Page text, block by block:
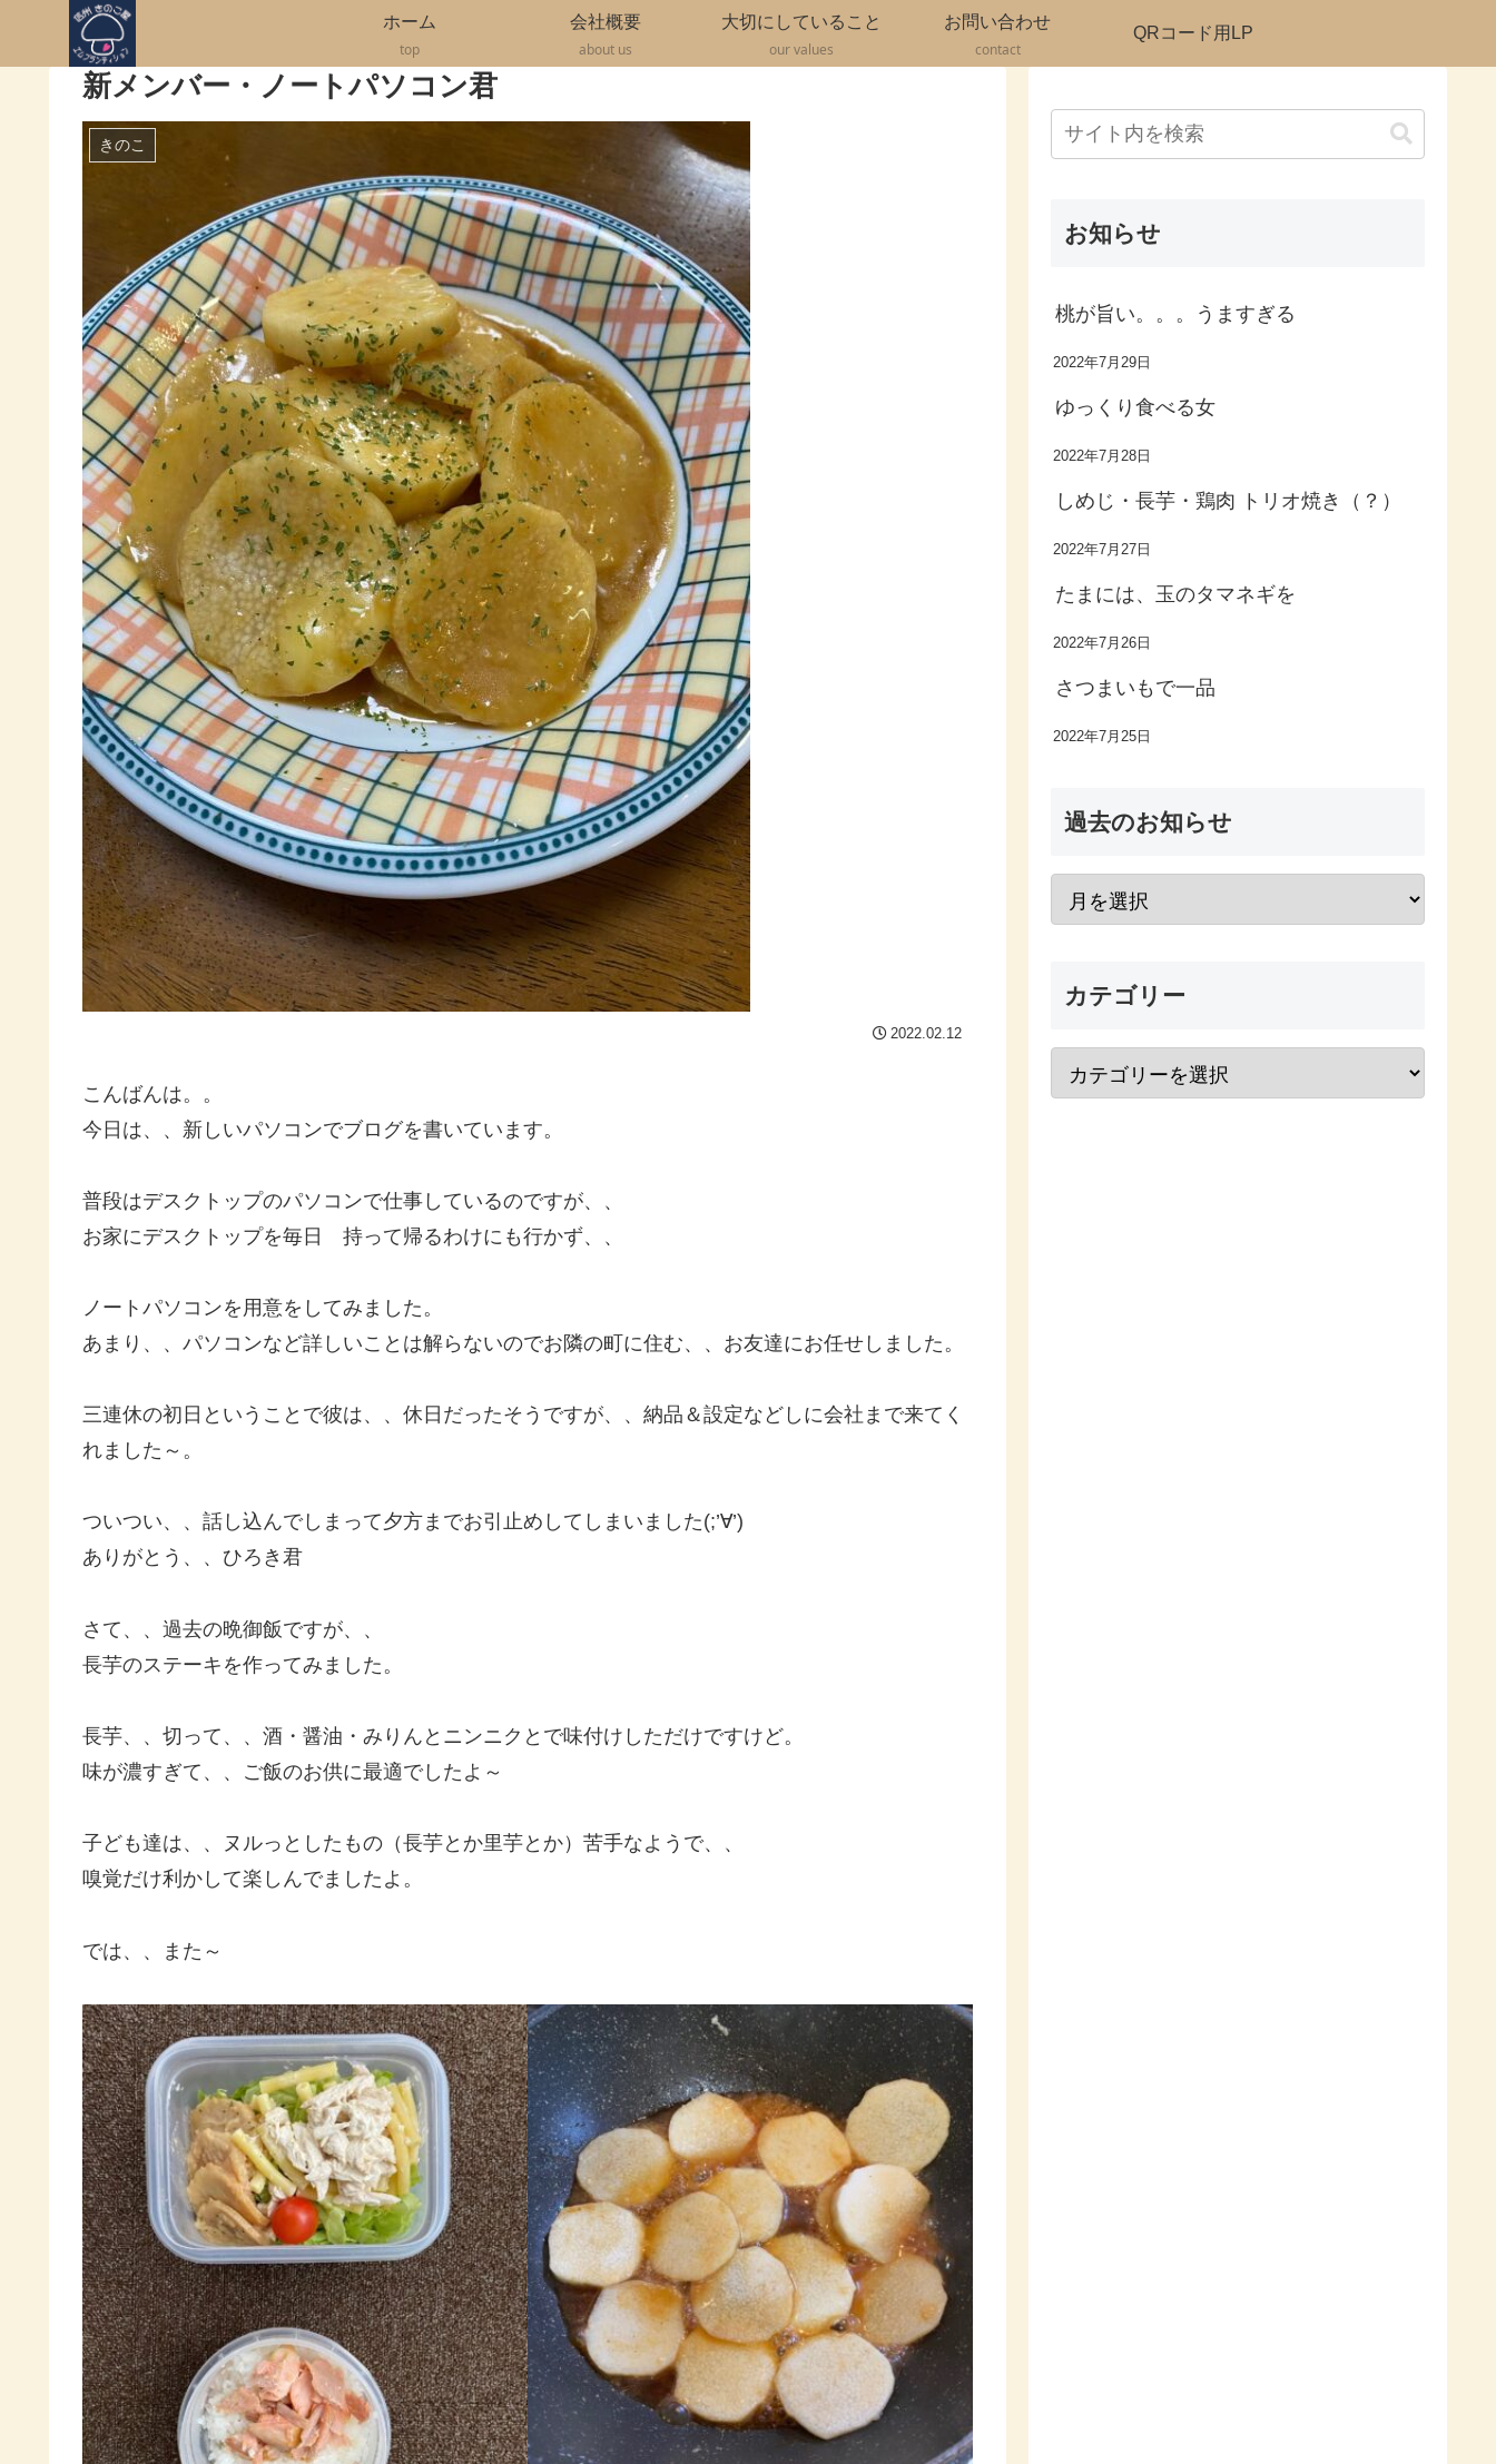
ホーム
top
会社概要
about us
大切にしていること
our values
お問い合わせ
contact
QRコード用LP
新メンバー・ノートパソコン君
きのこ
2022.02.12
こんばんは。。
今日は、、新しいパソコンでブログを書いています。
普段はデスクトップのパソコンで仕事しているのですが、、
お家にデスクトップを毎日 持って帰るわけにも行かず、、
ノートパソコンを用意をしてみました。
あまり、、パソコンなど詳しいことは解らないのでお隣の町に住む、、お友達にお任せしました。
三連休の初日ということで彼は、、休日だったそうですが、、納品＆設定などしに会社まで来てく
れました～。
ついつい、、話し込んでしまって夕方までお引止めしてしまいました(;’∀’)
ありがとう、、ひろき君
さて、、過去の晩御飯ですが、、
長芋のステーキを作ってみました。
長芋、、切って、、酒・醤油・みりんとニンニクとで味付けしただけですけど。
味が濃すぎて、、ご飯のお供に最適でしたよ～
子ども達は、、ヌルっとしたもの（長芋とか里芋とか）苦手なようで、、
嗅覚だけ利かして楽しんでましたよ。
では、、また～
お知らせ
桃が旨い。。。うますぎる
2022年7月29日
ゆっくり食べる女
2022年7月28日
しめじ・長芋・鶏肉 トリオ焼き（？）
2022年7月27日
たまには、玉のタマネギを
2022年7月26日
さつまいもで一品
2022年7月25日
過去のお知らせ
カテゴリー